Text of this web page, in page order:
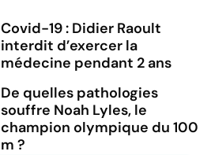
Covid-19 : Didier Raoult
interdit d’exercer la
médecine pendant 2 ans
De quelles pathologies
souffre Noah Lyles, le
champion olympique du 100
m ?